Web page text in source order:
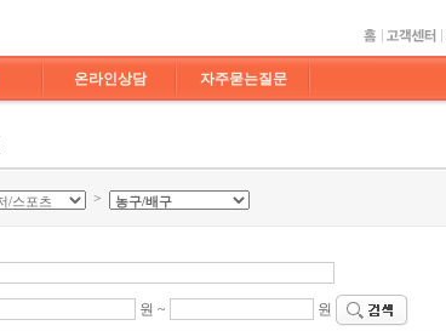
온라인상담 자주묻는질문
>
원 ~ 원